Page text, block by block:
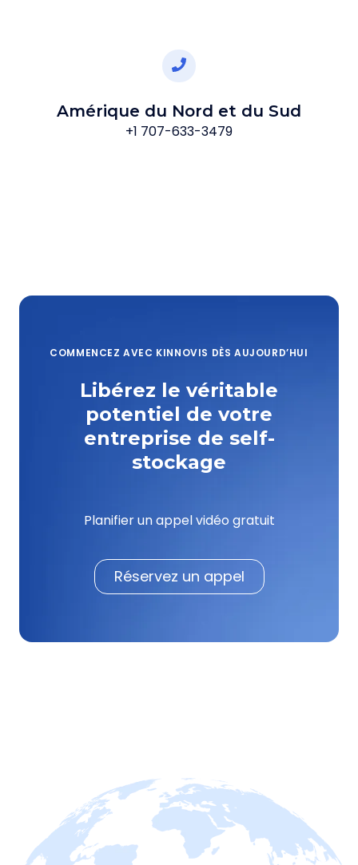
Amérique du Nord et du Sud
+1 707-633-3479
COMMENCEZ AVEC KINNOVIS DÈS AUJOURD’HUI
Libérez le véritable
potentiel de votre
entreprise de self-
stockage
Planifier un appel vidéo gratuit
Réservez un appel